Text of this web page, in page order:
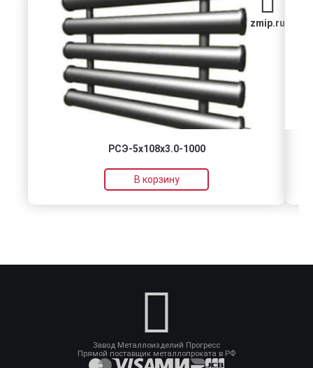
zmip.ru
РСЭ-5x108x3.0-1000
В корзину
Завод Металлоизделий Прогресс
Прямой поставщик металлопроката в РФ